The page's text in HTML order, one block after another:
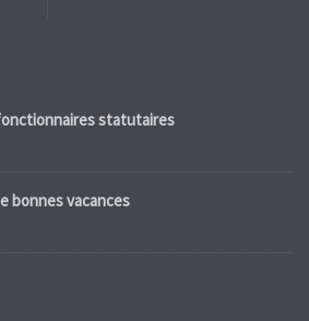
statutaires
bonnes vacances